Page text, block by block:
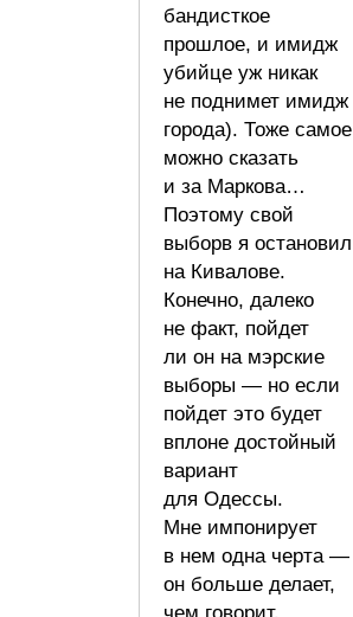
бандисткое
прошлое, и имидж
убийце уж никак
не поднимет имидж
города). Тоже самое
можно сказать
и за Маркова…
Поэтому свой
выборв я остановил
на Кивалове.
Конечно, далеко
не факт, пойдет
ли он на мэрские
выборы — но если
пойдет это будет
вплоне достойный
вариант
для Одессы.
Мне импонирует
в нем одна черта —
он больше делает,
чем говорит.